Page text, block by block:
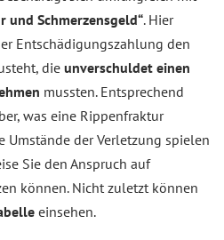
und Schmerzensgeld“. Hier
Entschädigungszahlung den
die unverschuldet einen
mussten. Entsprechend
was eine Rippenfraktur
Umstände der Verletzung spielen
Sie den Anspruch auf
können. Nicht zuletzt können
einsehen.